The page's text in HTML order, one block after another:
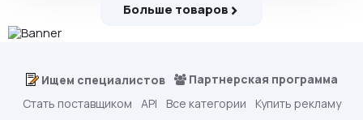
Больше товаров
Ищем специалистов
Партнерская программа
Стать поставщиком
API Все категории
Купить рекламу